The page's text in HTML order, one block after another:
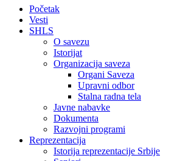
Početak
Vesti
SHLS
O savezu
Istorijat
Organizacija saveza
Organi Saveza
Upravni odbor
Stalna radna tela
Javne nabavke
Dokumenta
Razvojni programi
Reprezentacija
Istorija reprezentacije Srbije